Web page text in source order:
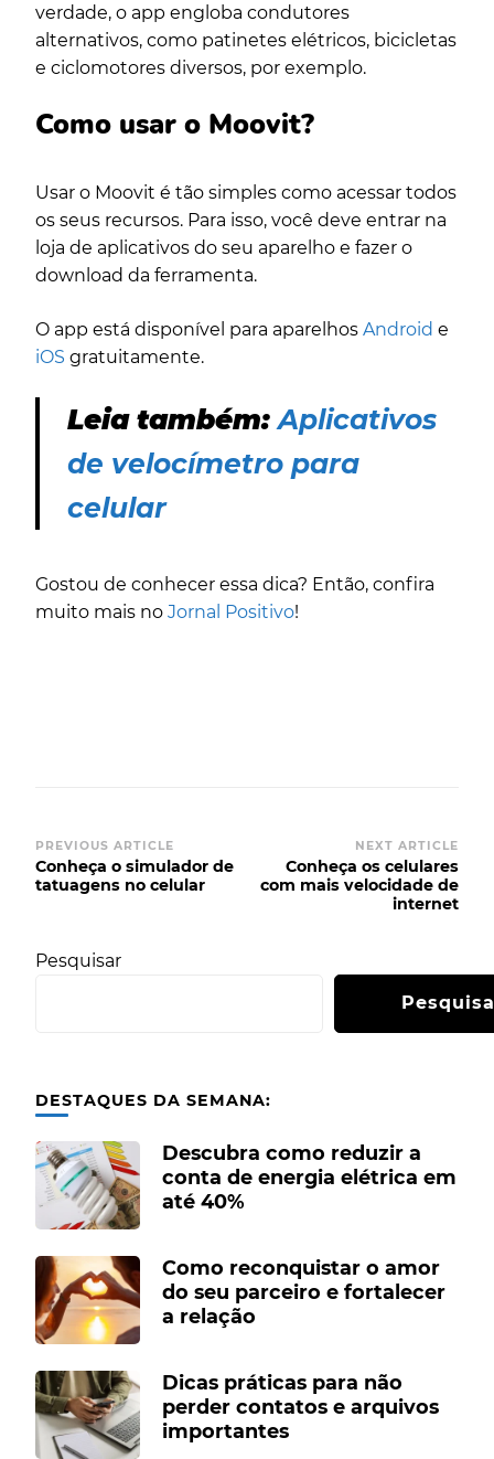
verdade, o app engloba condutores
alternativos, como patinetes elétricos, bicicletas
e ciclomotores diversos, por exemplo.
Como usar o Moovit?
Usar o Moovit é tão simples como acessar todos
os seus recursos. Para isso, você deve entrar na
loja de aplicativos do seu aparelho e fazer o
download da ferramenta.
O app está disponível para aparelhos Android e
iOS gratuitamente.
Leia também: Aplicativos
de velocímetro para
celular
Gostou de conhecer essa dica? Então, confira
muito mais no Jornal Positivo!
Post
Navigation
PREVIOUS ARTICLE
Conheça o simulador de
tatuagens no celular
NEXT ARTICLE
Conheça os celulares
com mais velocidade de
internet
Pesquisar
DESTAQUES DA SEMANA:
Descubra como reduzir a
conta de energia elétrica em
até 40%
Como reconquistar o amor
do seu parceiro e fortalecer
a relação
Dicas práticas para não
perder contatos e arquivos
importantes